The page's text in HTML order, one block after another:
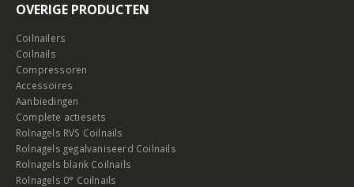
OVERIGE PRODUCTEN
Coilnailers
Coilnails
Compressoren
Accessoires
Aanbiedingen
Complete actiesets
Rolnagels RVS Coilnails
Rolnagels gegalvaniseerd Coilnails
Rolnagels blank Coilnails
Rolnagels 0° Coilnails